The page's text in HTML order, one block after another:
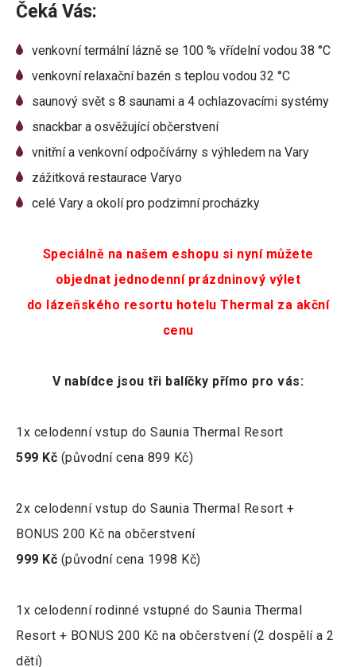
Čeká Vás:
venkovní termální lázně se 100 % vřídelní vodou 38 °C
venkovní relaxační bazén s teplou vodou 32 °C
saunový svět s 8 saunami a 4 ochlazovacími systémy
snackbar a osvěžující občerstvení
vnitřní a venkovní odpočívárny s výhledem na Vary
zážitková restaurace Varyo
celé Vary a okolí pro podzimní procházky
Speciálně na našem eshopu si nyní můžete
objednat jednodenní prázdninový výlet
do lázeňského resortu hotelu Thermal za akční
cenu
V nabídce jsou tři balíčky přímo pro vás:
1x celodenní vstup do Saunia Thermal Resort
599 Kč (původní cena 899 Kč)
2x celodenní vstup do Saunia Thermal Resort +
BONUS 200 Kč na občerstvení
999 Kč (původní cena 1998 Kč)
1x celodenní rodinné vstupné do Saunia Thermal
Resort + BONUS 200 Kč na občerstvení (2 dospělí a 2
děti)